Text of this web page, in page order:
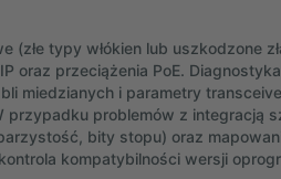
(złe typy włókien lub uszkodzone
oraz przeciążenia PoE.
miedzianych i parametry
problemów z integracją
bity stopu) oraz
kompatybilności wersji